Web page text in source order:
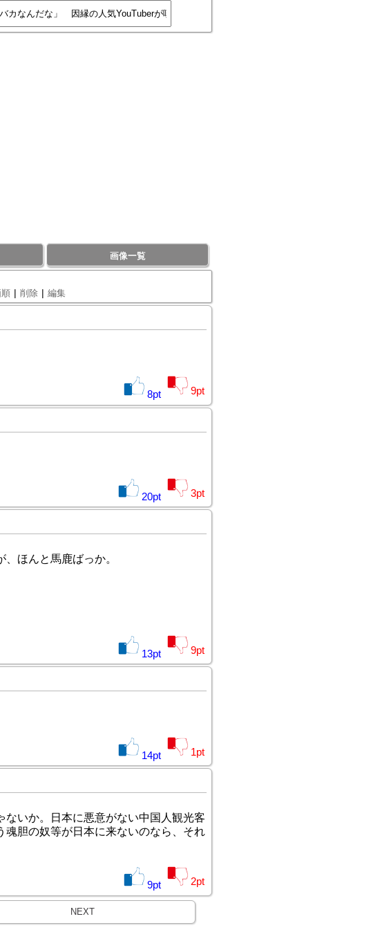
画像一覧
| 削除 | 編集
8pt 9pt
20pt 3pt
ほんと馬鹿ばっか。
13pt 9pt
14pt 1pt
いか。日本に悪意がない中国人観光客
胆の奴等が日本に来ないのなら、それ
9pt 2pt
NEXT